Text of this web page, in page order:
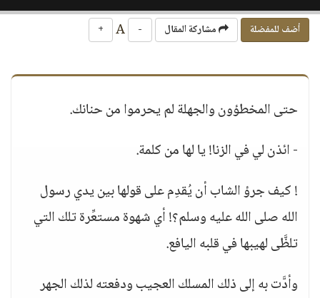
أضف للمفضلة مشاركة المقال -
+
حتى المخطؤون والجهلة لم يحرموا من حنانك.
- ائذن لي في الزنا! يا لها من كلمة.
! كيف جرؤ الشاب أن يُقدِم على قولها بين يدي رسول
الله صلى الله عليه وسلم؟! أي شهوة مستعِّرة تلك التي
تلظَّى لهيبها في قلبه اليافع.
وأدَّت به إلى ذلك المسلك العجيب ودفعته لذلك الجهر